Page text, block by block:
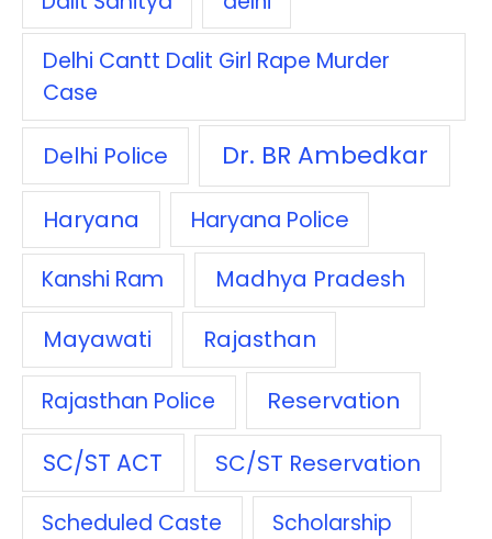
Delhi Cantt Dalit Girl Rape Murder
Case
Delhi Police Dr. BR Ambedkar
Haryana Haryana Police
Kanshi Ram
Madhya Pradesh
Mayawati
Rajasthan
Rajasthan Police Reservation
SC/ST ACT SC/ST Reservation
Scheduled Caste Scholarship